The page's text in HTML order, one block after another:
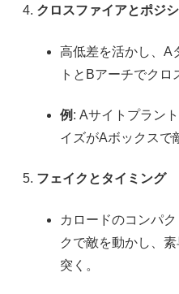
クロスファイアとポジ
高低差を活かし、A
トとBアーチでクロ
例 : Aサイトプラン
イズがAボックスで
フェイクとタイミング
カロードのコンパ
クで敵を動かし、
突く。